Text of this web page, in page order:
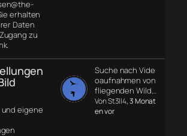
erhalten
Daten
zu
eigene
Suche nach Vide
oaufnahmen von
fliegenden Wild…
Von St3ll4, 3 Monat
en vor